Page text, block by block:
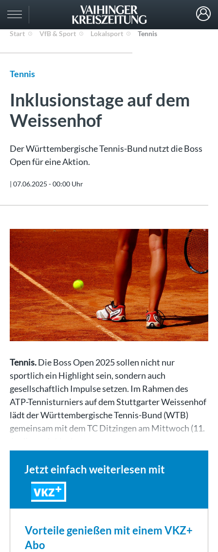
Start VfB & Sport Lokalsport Tennis
Tennis
Inklusionstage auf dem
Weissenhof
Der Württembergische Tennis-Bund nutzt die Boss
Open für eine Aktion.
| 07.06.2025 - 00:00 Uhr
Tennis.Die Boss Open 2025 sollen nicht nur
sportlich ein Highlight sein, sondern auch
gesellschaftlich Impulse setzen. Im Rahmen des
ATP-Tennisturniers auf dem Stuttgarter Weissenhof
lädt der Württembergische Tennis-Bund (WTB)
gemeinsam mit dem TC Ditzingen am Mittwoch (11.
Jetzt einfach weiterlesen mit
VKZ
Vorteile genießen mit einem VKZ+
Abo